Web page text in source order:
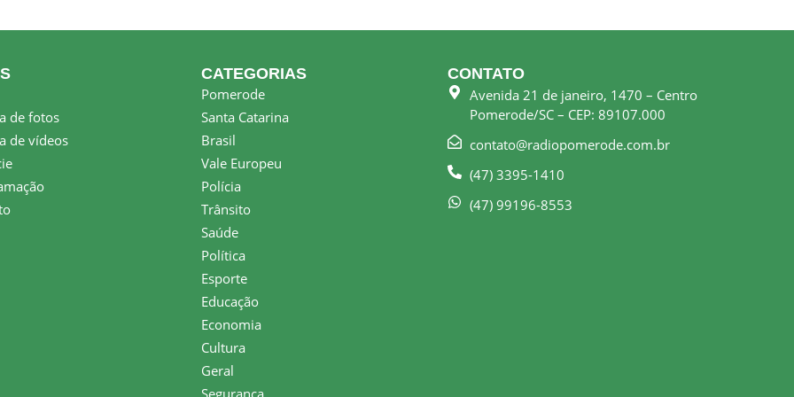
de fotos
de vídeos
CATEGORIAS
Pomerode
Santa Catarina
Brasil
Vale Europeu
Polícia
Trânsito
Saúde
Política
Esporte
Educação
Economia
Cultura
Geral
CONTATO
Avenida 21 de janeiro, 1470 – Centro
Pomerode/SC – CEP: 89107.000
contato@radiopomerode.com.br
(47) 3395-1410
(47) 99196-8553